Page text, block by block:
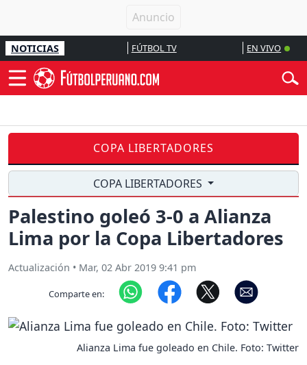
NOTICIAS FÚTBOL TV EN VIVO
COPA LIBERTADORES
COPA LIBERTADORES
Palestino goleó 3-0 a Alianza
Lima por la Copa Libertadores
Actualización • Mar, 02 Abr 2019 9:41 pm
Comparte en:
Alianza Lima fue goleado en Chile. Foto: Twitter